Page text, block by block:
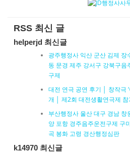
RSS 최신 글
helperjd 최신글
광주행정사 익산 군산 김제
동 문경 제주 강서구 강북구
구제
대전 연극 공연 후기 │ 창작극
개 │ 제2회 대전생활연극제 참
부산행정사 울산 대구 경남 창
양 포항 경주음주운전구제 구
곡 봉화 고령 경산행정심판
k14970 최신글